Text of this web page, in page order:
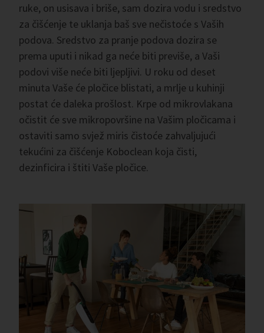
ruke, on usisava i briše, sam dozira vodu i sredstvo
za čišćenje te uklanja baš sve nečistoće s Vaših
podova. Sredstvo za pranje podova dozira se
prema uputi i nikad ga neće biti previše, a Vaši
podovi više neće biti ljepljivi. U roku od deset
minuta Vaše će pločice blistati, a mrlje u kuhinji
postat će daleka prošlost. Krpe od mikrovlakana
očistit će sve mikropovršine na Vašim pločicama i
ostaviti samo svjež miris čistoće zahvaljujući
tekućini za čišćenje Koboclean koja čisti,
dezinficira i štiti Vaše pločice.